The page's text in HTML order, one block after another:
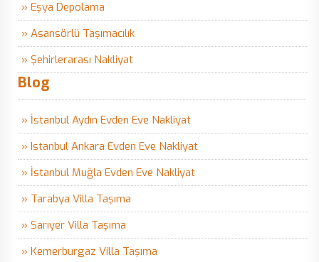
» Eşya Depolama
» Asansörlü Taşımacılık
» Şehirlerarası Nakliyat
Blog
» İstanbul Aydın Evden Eve Nakliyat
» Istanbul Ankara Evden Eve Nakliyat
» İstanbul Muğla Evden Eve Nakliyat
» Tarabya Villa Taşıma
» Sarıyer Villa Taşıma
» Kemerburgaz Villa Taşıma